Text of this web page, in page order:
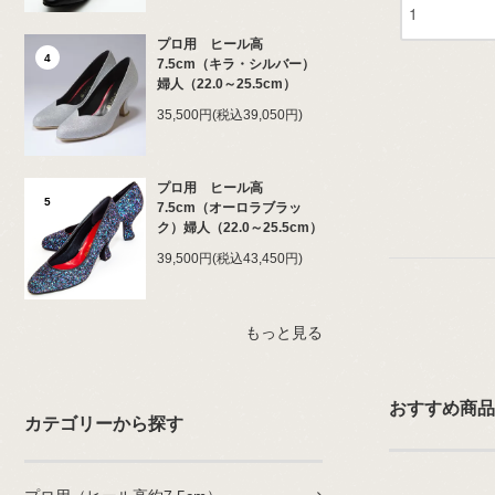
4
プロ用 ヒール高
7.5cm（キラ・シルバー）
婦人（22.0～25.5cm）
35,500円(税込39,050円)
5
プロ用 ヒール高
7.5cm（オーロラブラッ
ク）婦人（22.0～25.5cm）
39,500円(税込43,450円)
もっと見る
カテゴリーから探す
おすすめ商品